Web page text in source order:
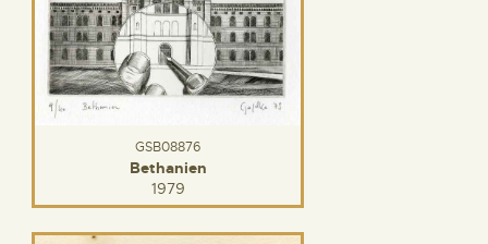
GSB08876
Bethanien
1979